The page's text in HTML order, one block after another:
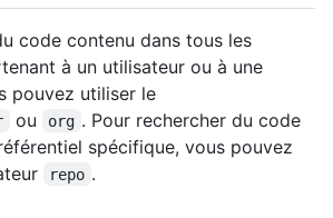
code contenu dans tous les
à un utilisateur ou à une
pouvez utiliser le
ou org . Pour rechercher du code
spécifique, vous pouvez
repo .